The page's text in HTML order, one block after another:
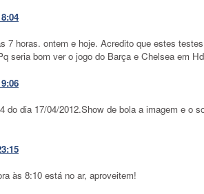
7 horas. ontem e hoje. Acredito que estes testes
seria bom ver o jogo do Barça e Chelsea em
do dia 17/04/2012.Show de bola a imagem e o
às 8:10 está no ar, aproveitem!